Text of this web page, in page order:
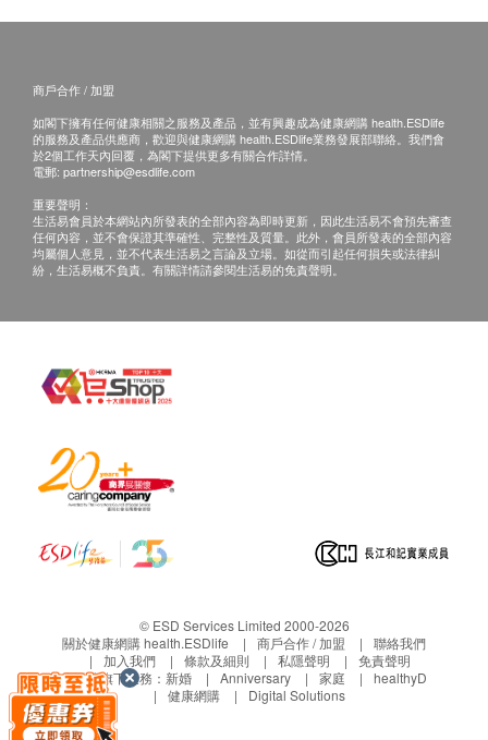
正本，並於送貨後3個工作天內按下列方式聯絡
Universal Lohas Group Company Limited 客戶服
務部跟進。
電郵: sales@universallohas.com
查詢熱線: 25527685
商戶合作 / 加盟
如閣下擁有任何健康相關之服務及產品，並有興趣成為健康網購 health.ESDlife
的服務及產品供應商，歡迎與健康網購 health.ESDlife業務發展部聯絡。我們會
於2個工作天內回覆，為閣下提供更多有關合作詳情。
電郵: partnership@esdlife.com
重要聲明：
生活易會員於本網站內所發表的全部內容為即時更新，因此生活易不會預先審查
任何內容，並不會保證其準確性、完整性及質量。此外，會員所發表的全部內容
均屬個人意見，並不代表生活易之言論及立場。如從而引起任何損失或法律糾
紛，生活易概不負責。有關詳情請參閱生活易的免責聲明。
© ESD Services Limited 2000-2026
關於健康網購 health.ESDlife
商戶合作 / 加盟
聯絡我們
加入我們
條款及細則 私隱聲明
免責聲明
生活易旗下業務： 新婚 Anniversary 家庭
healthyD
健康網購
Digital Solutions